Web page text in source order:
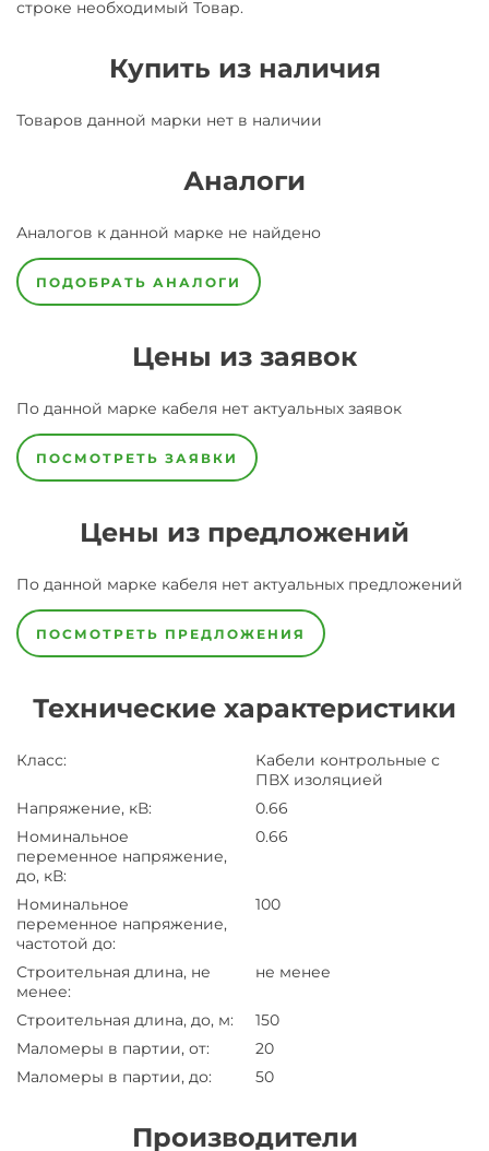
строке необходимый Товар.
Купить из наличия
Товаров данной марки нет в наличии
Аналоги
Аналогов к данной марке не найдено
ПОДОБРАТЬ АНАЛОГИ
Цены из заявок
По данной марке кабеля нет актуальных заявок
ПОСМОТРЕТЬ ЗАЯВКИ
Цены из предложений
По данной марке кабеля нет актуальных предложений
ПОСМОТРЕТЬ ПРЕДЛОЖЕНИЯ
Технические характеристики
Класс:
Кабели контрольные с
ПВХ изоляцией
Напряжение, кВ:
0.66
Номинальное
переменное напряжение,
до, кВ:
0.66
Номинальное
переменное напряжение,
частотой до:
100
Строительная длина, не
менее:
не менее
Строительная длина, до, м:
150
Маломеры в партии, от:
20
Маломеры в партии, до: 50
Производители